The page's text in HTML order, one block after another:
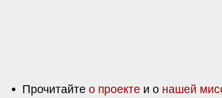
Прочитайте о проекте и о нашей